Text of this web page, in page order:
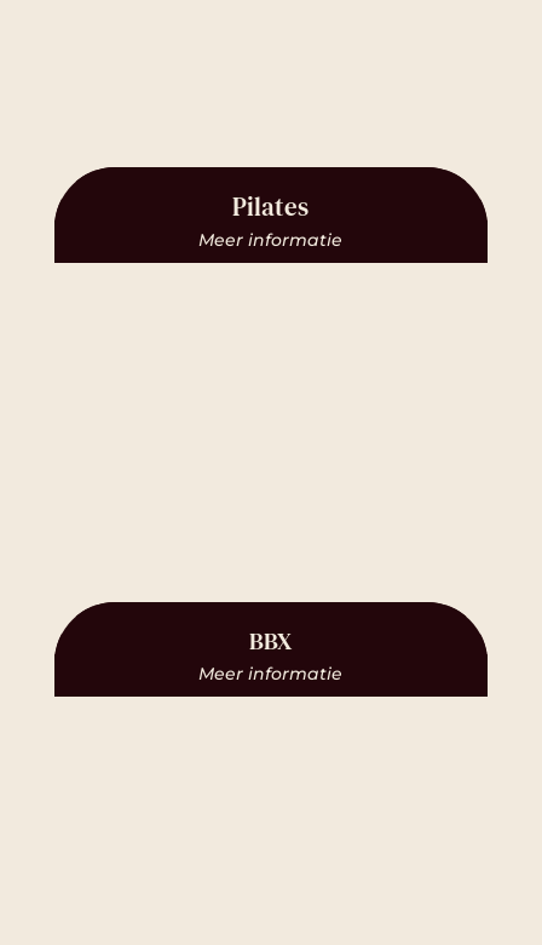
Pilates
Meer informatie
BBX
Meer informatie